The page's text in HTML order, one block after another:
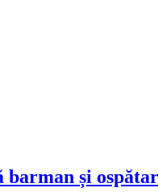
barman și